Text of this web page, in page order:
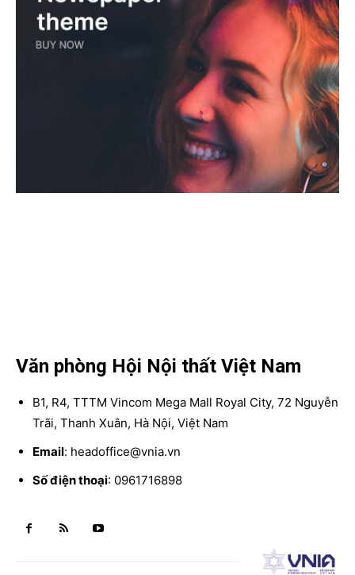
Văn phòng Hội Nội thất Việt Nam
B1, R4, TTTM Vincom Mega Mall Royal City, 72 Nguyễn
Trãi, Thanh Xuân, Hà Nội, Việt Nam
Email: headoffice@vnia.vn
Số điện thoại: 0961716898